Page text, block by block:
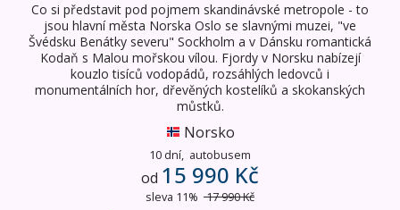
Co si představit pod pojmem skandinávské metropole - to
jsou hlavní města Norska Oslo se slavnými muzei, "ve
Švédsku Benátky severu" Sockholm a v Dánsku romantická
Kodaň s Malou mořskou vílou. Fjordy v Norsku nabízejí
kouzlo tisíců vodopádů, rozsáhlých ledovců i
monumentálních hor, dřevěných kostelíků a skokanských
můstků.
Norsko
10 dní, autobusem
od 15 990 Kč
sleva 11% 17 990 Kč